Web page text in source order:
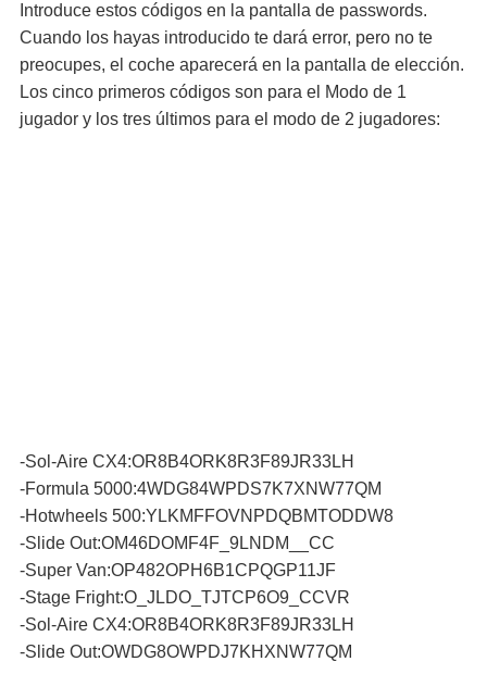
Introduce estos códigos en la pantalla de passwords.
Cuando los hayas introducido te dará error, pero no te
preocupes, el coche aparecerá en la pantalla de elección.
Los cinco primeros códigos son para el Modo de 1
jugador y los tres últimos para el modo de 2 jugadores:
-Sol-Aire CX4:OR8B4ORK8R3F89JR33LH
-Formula 5000:4WDG84WPDS7K7XNW77QM
-Hotwheels 500:YLKMFFOVNPDQBMTODDW8
-Slide Out:OM46DOMF4F_9LNDM__CC
-Super Van:OP482OPH6B1CPQGP11JF
-Stage Fright:O_JLDO_TJTCP6O9_CCVR
-Sol-Aire CX4:OR8B4ORK8R3F89JR33LH
-Slide Out:OWDG8OWPDJ7KHXNW77QM